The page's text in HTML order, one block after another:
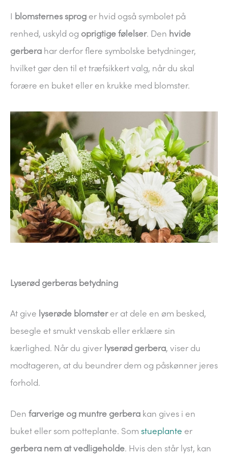
I blomsternes sprog er hvid også symbolet på
renhed, uskyld og oprigtige følelser. Den hvide
gerbera har derfor flere symbolske betydninger,
hvilket gør den til et træfsikkert valg, når du skal
forære en buket eller en krukke med blomster.
Lyserød gerberas betydning
At give lyserøde blomsterer at dele en øm besked,
besegle et smukt venskab eller erklære sin
kærlighed. Når du giver lyserød gerbera, viser du
modtageren, at du beundrer dem og påskønner jeres
forhold.
Den farverige og muntre gerbera kan gives i en
buket eller som potteplante. Som stueplante er
gerbera nem at vedligeholde. Hvis den står lyst, kan